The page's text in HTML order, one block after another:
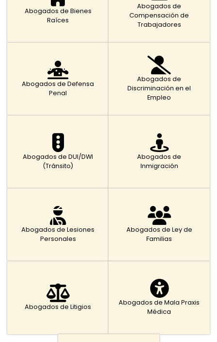
Abogados de Bienes
Raíces
Abogados de
Compensación de
Trabajadores
Abogados de Defensa
Penal
Abogados de
Discriminación en el
Empleo
Abogados de DUI/DWI
(Tránsito)
Abogados de
Inmigración
Abogados de Lesiones
Personales
Abogados de Ley de
Familias
Abogados de Litigios
Abogados de Mala Praxis
Médica